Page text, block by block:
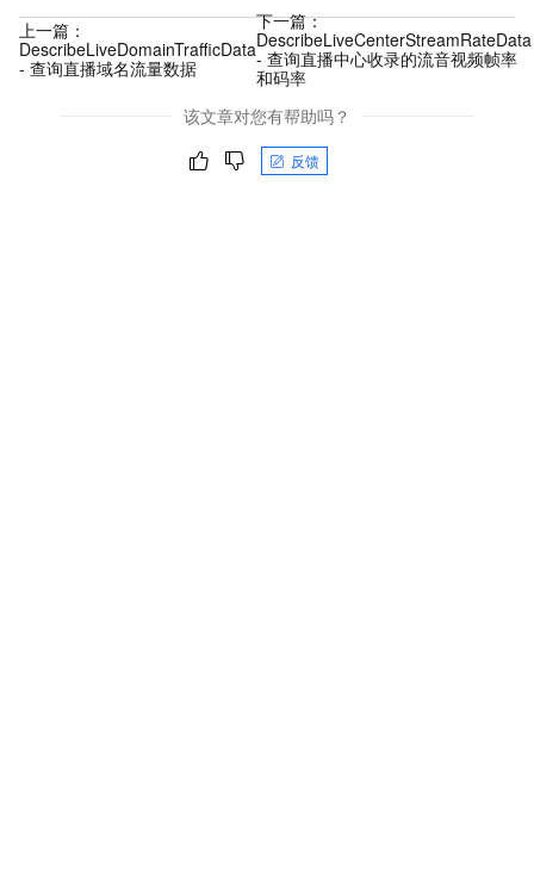
上一篇：
DescribeLiveDomainTrafficData
- 查询直播域名流量数据
下一篇：
DescribeLiveCenterStreamRateData
- 查询直播中心收录的流音视频帧率
和码率
该文章对您有帮助吗？
反馈